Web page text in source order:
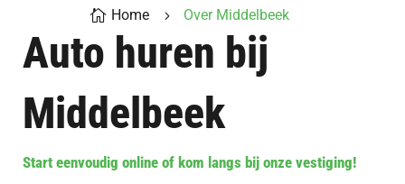
 Home 5 Over Middelbeek
Auto huren bij
Middelbeek
Start eenvoudig online of kom langs bij onze vestiging!